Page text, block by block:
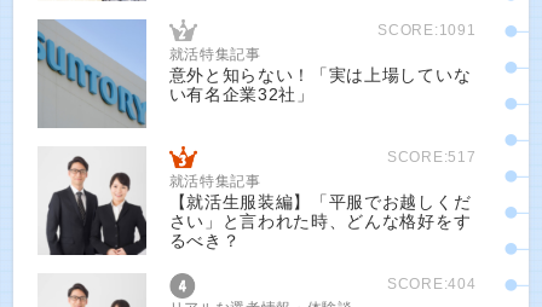
SCORE:1091
就活特集記事
意外と知らない！「実は上場していな
い有名企業32社」
SCORE:517
就活特集記事
【就活生服装編】「平服でお越しくだ
さい」と言われた時、どんな格好をす
るべき？
SCORE:404